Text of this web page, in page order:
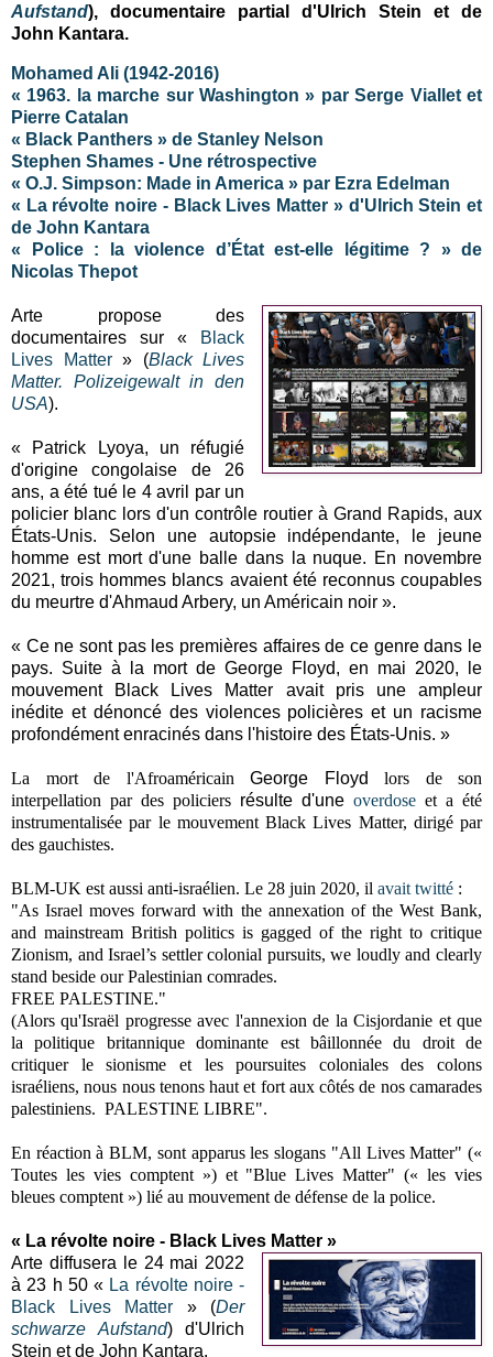
Aufstand), documentaire partial d'Ulrich Stein et de
John Kantara.
Mohamed Ali (1942-2016)
« 1963. la marche sur Washington » par Serge Viallet et
Pierre Catalan
« Black Panthers » de Stanley Nelson
Stephen Shames - Une rétrospective
« O.J. Simpson: Made in America » par Ezra Edelman
« La révolte noire - Black Lives Matter » d'Ulrich Stein et
de John Kantara
« Police : la violence d’État est-elle légitime ? » de
Nicolas Thepot
Arte propose des
documentaires sur «
Black
Lives Matter» (Black Lives
Matter. Polizeigewalt in den
USA).
« Patrick Lyoya, un réfugié
d'origine congolaise de 26
ans, a été tué le 4 avril par un
policier blanc lors d'un contrôle routier à Grand Rapids, aux
États-Unis. Selon une autopsie indépendante, le jeune
homme est mort d'une balle dans la nuque. En novembre
2021, trois hommes blancs avaient été reconnus coupables
du meurtre d'Ahmaud Arbery, un Américain noir ».
« Ce ne sont pas les premières affaires de ce genre dans le
pays. Suite à la mort de George Floyd, en mai 2020, le
mouvement Black Lives Matter avait pris une ampleur
inédite et dénoncé des violences policières et un racisme
profondément enracinés dans l'histoire des États-Unis. »
La mort de l'Afroaméricain George Floyd lors de son
interpellation par des policiers résulte d'une overdose et a été
instrumentalisée par le mouvement Black Lives Matter, dirigé par
des gauchistes.
BLM-UK est aussi anti-israélien. Le 28 juin 2020, il avait twitté :
"As Israel moves forward with the annexation of the West Bank,
and mainstream British politics is gagged of the right to critique
Zionism, and Israel’s settler colonial pursuits, we loudly and clearly
stand beside our Palestinian comrades.
FREE PALESTINE."
(Alors qu'Israël progresse avec l'annexion de la Cisjordanie et que
la politique britannique dominante est bâillonnée du droit de
critiquer le sionisme et les poursuites coloniales des colons
israéliens, nous nous tenons haut et fort aux côtés de nos camarades
palestiniens. PALESTINE LIBRE".
En réaction à BLM, sont apparus les slogans "All Lives Matter" («
Toutes les vies comptent ») et "Blue Lives Matter" (« les vies
bleues comptent ») lié au mouvement de défense de la police.
« La révolte noire - Black Lives Matter »
Arte diffusera le 24 mai 2022
à 23 h 50 « La révolte noire -
Black Lives Matter » (Der
schwarze Aufstand) d'Ulrich
Stein et de John Kantara.